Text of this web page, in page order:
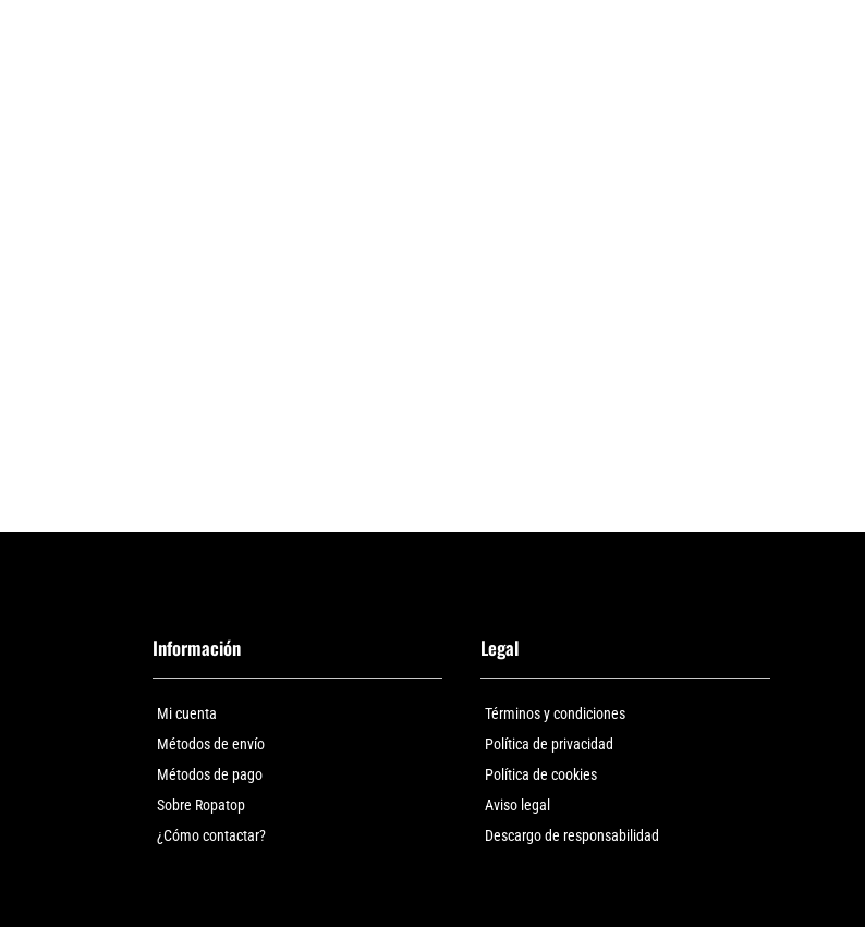
Información
Mi cuenta
Métodos de envío
Métodos de pago
Sobre Ropatop
¿Cómo contactar?
Legal
Términos y condiciones
Política de privacidad
Política de cookies
Aviso legal
Descargo de responsabilidad